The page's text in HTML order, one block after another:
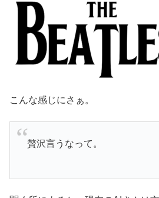
こんな感じにさぁ。
贅沢言うなって。